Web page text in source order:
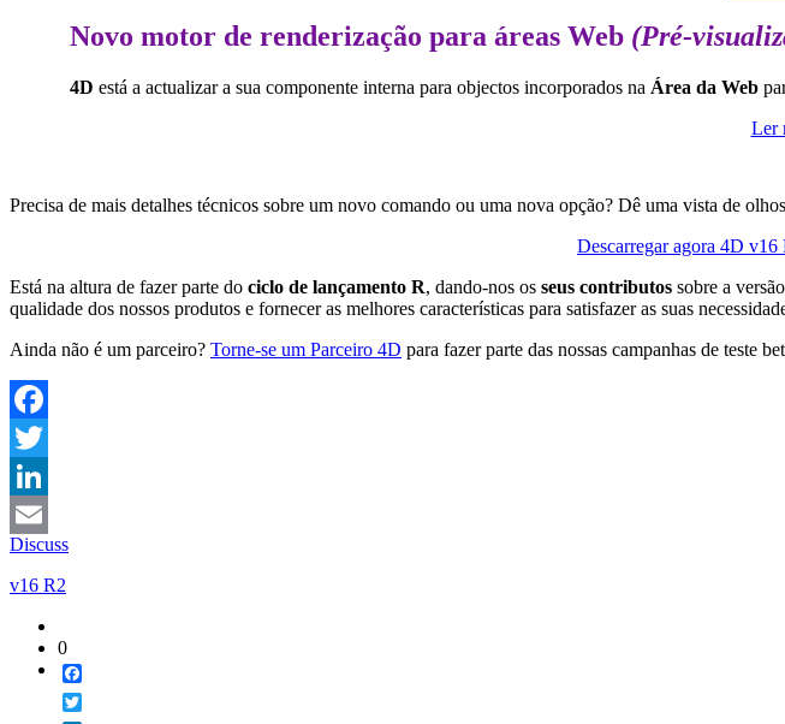
Novo motor de renderização para áreas Web (Pré-
4D está a actualizar a sua componente interna para objectos incorporados na Área da Web
Ler
Precisa de mais detalhes técnicos sobre um novo comando ou uma nova opção? Dê uma vista de
Descarregar agora 4D
Está na altura de fazer parte do ciclo de lançamento R, dando-nos os seus contributos sobre a versão
qualidade dos nossos produtos e fornecer as melhores características para satisfazer as suas
Ainda não é um parceiro? Torne-se um Parceiro 4D para fazer parte das nossas campanhas de teste
Facebook
Twitter
LinkedIn
Email
Discuss
v16 R2
0